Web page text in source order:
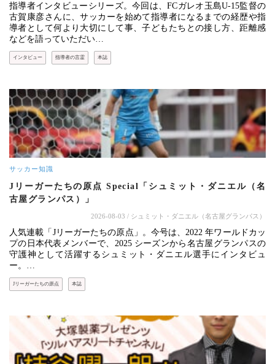
指導者インタビューシリーズ。今回は、FCガレオ玉島U-15監督の
古賀康彦さんに、サッカーを始めて指導者になるまでの経歴や指
導者として何より大切にして事、子どもたちとの接し方、距離感
などを語っていただい…
インタビュー 指導者の言霊 本誌
サッカー知識
Jリーガーたちの原点 Special「シュミット・ダニエル（名
古屋グランパス）」
2026-08-03 / シュミット・ダニエル（名古屋グランパス）
人気連載「Jリーガーたちの原点」。今号は、2022 年ワールドカッ
プの日本代表メンバーで、2025 シーズンから名古屋グランパスの
守護神として活躍するシュミット・ダニエル選手にインタビュ
ー。…
Jリーガーたちの原点 本誌